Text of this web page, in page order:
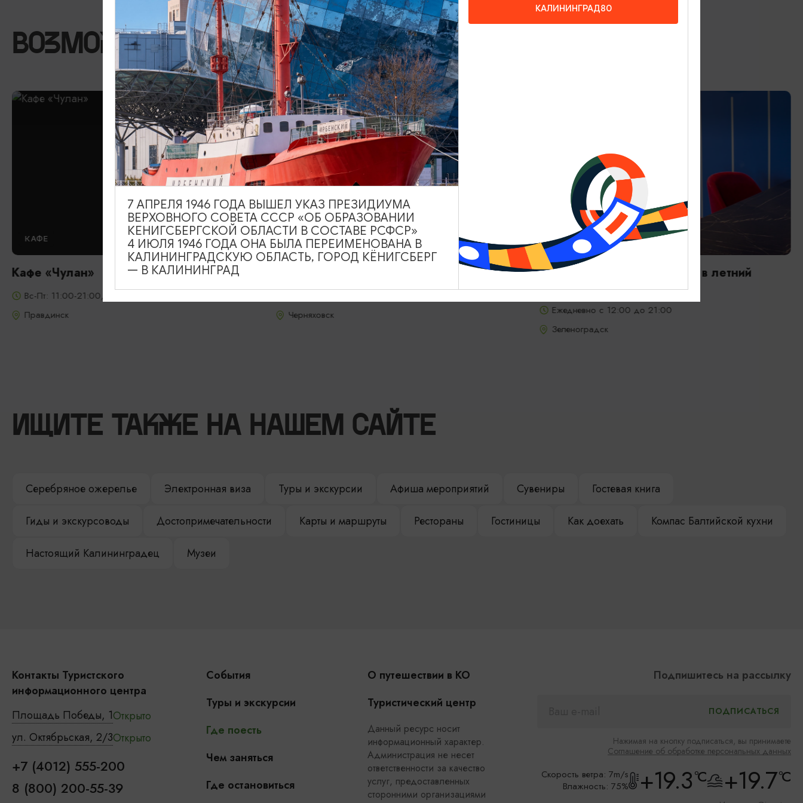
ВОЗМОЖНО ВАС ЗАИНТЕРЕСУЕТ
КАФЕ
Кафе «Чулан»
Вс-Пт: 11:00-21:00, Сб: 13:00-21:00
Правдинск
РЕСТОРАНЫ
Черняховск
РЕСТОРАНЫ
Ла Луна/La Luna (работает в летний
период)
Ежедневно с 12:00 до 21:00
Зеленоградск
ИЩИТЕ ТАКЖЕ НА НАШЕМ САЙТЕ
Серебряное ожерелье Электронная виза Туры и экскурсии Афиша мероприятий Сувениры Гостевая книга
Гиды и экскурсоводы Достопримечательности Карты и маршруты Рестораны Гостиницы Как доехать Компас Балтийской кухни
Настоящий Калининградец Музеи
Контакты Туристского
информационного центра
Площадь Победы, 1Открыто
ул. Октябрьская, 2/3Открыто
+7 (4012) 555-200
8 (800) 200-55-39
События
Туры и экскурсии
Где поесть
Чем заняться
Где остановиться
О путешествии в КО
Туристический центр
Данный ресурс носит
информационный характер.
Администрация не несет
ответственности за качество
услуг, предоставленных
сторонними организациями
Подпишитесь на рассылку
Нажимая на кнопку подписаться, вы принимаете
Соглашение об обработке персональных данных
Скорость ветра: 7m/s
Влажность: 75%
+19.3°C +19.7°C
КАЛИНИНГРАД80
7 АПРЕЛЯ 1946 ГОДА ВЫШЕЛ УКАЗ ПРЕЗИДИУМА
ВЕРХОВНОГО СОВЕТА СССР «ОБ ОБРАЗОВАНИИ
КЕНИГСБЕРГСКОЙ ОБЛАСТИ В СОСТАВЕ РСФСР»
4 ИЮЛЯ 1946 ГОДА ОНА БЫЛА ПЕРЕИМЕНОВАНА В
КАЛИНИНГРАДСКУЮ ОБЛАСТЬ, ГОРОД КЁНИГСБЕРГ
— В КАЛИНИНГРАД